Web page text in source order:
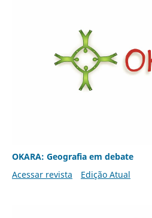
OKARA: Geografia em debate
Acessar revista
Edição Atual